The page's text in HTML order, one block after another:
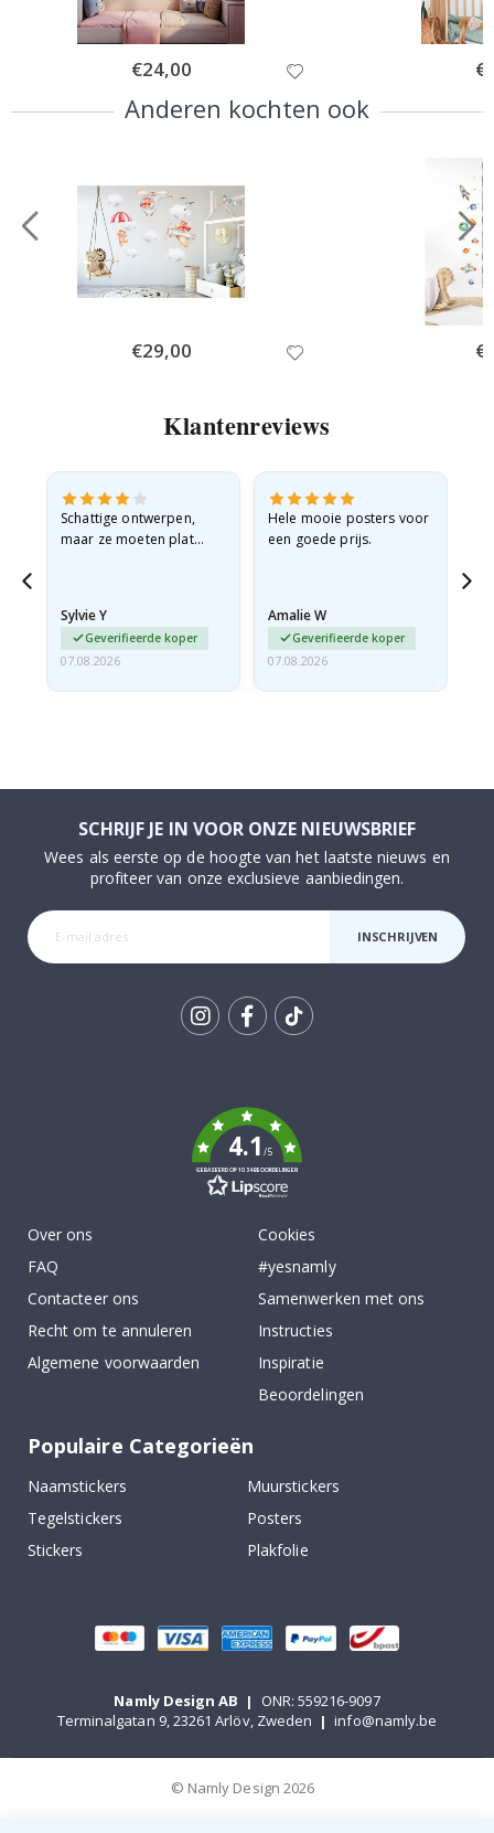
Special
Price
€24,00
Anderen kochten ook
Special
Price
€29,00
Klantenreviews
Schattige ontwerpen,
maar ze moeten plat
beetje…
Sylvie Y
Geverifieerde koper
07.08.2026
Hele mooie posters voor
een goede prijs.
Amalie W
Geverifieerde koper
07.08.2026
SCHRIJF JE IN VOOR ONZE NIEUWSBRIEF
Wees als eerste op de hoogte van het laatste nieuws en
profiteer van onze exclusieve aanbiedingen.
INSCHRIJVEN
4.1/5
GEBASEERD OP 1034 BEOORDELINGEN
Over ons
FAQ
Contacteer ons
Recht om te annuleren
Algemene voorwaarden
Cookies
#yesnamly
Samenwerken met ons
Instructies
Inspiratie
Beoordelingen
Populaire Categorieën
Naamstickers
Muurstickers
Tegelstickers
Posters
Stickers
Plakfolie
Namly Design AB |
ONR: 559216-9097
Terminalgatan 9, 23261 Arlöv, Zweden | info@namly.be
© Namly Design 2026